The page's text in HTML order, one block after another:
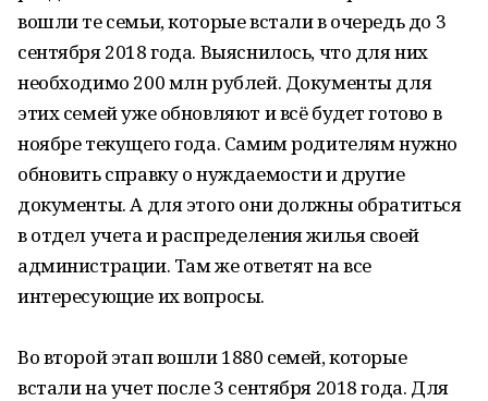
вошли те семьи, которые встали в очередь до 3
сентября 2018 года. Выяснилось, что для них
необходимо 200 млн рублей. Документы для
этих семей уже обновляют и всё будет готово в
ноябре текущего года. Самим родителям нужно
обновить справку о нуждаемости и другие
документы. А для этого они должны обратиться
в отдел учета и распределения жилья своей
администрации. Там же ответят на все
интересующие их вопросы.
Во второй этап вошли 1880 семей, которые
встали на учет после 3 сентября 2018 года. Для